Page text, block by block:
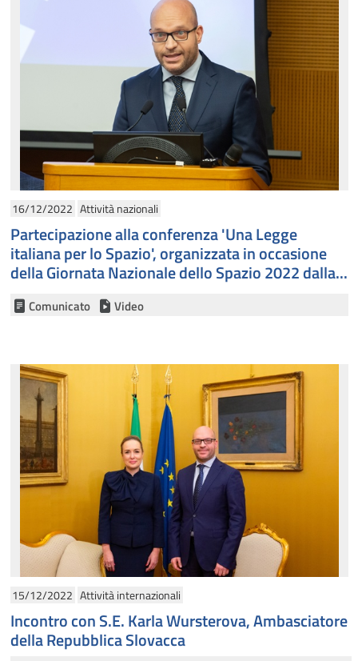
16/12/2022 Attività nazionali
Partecipazione alla conferenza 'Una Legge
italiana per lo Spazio', organizzata in occasione
della Giornata Nazionale dello Spazio 2022 dalla...
Comunicato Video
15/12/2022 Attività internazionali
Incontro con S.E. Karla Wursterova, Ambasciatore
della Repubblica Slovacca